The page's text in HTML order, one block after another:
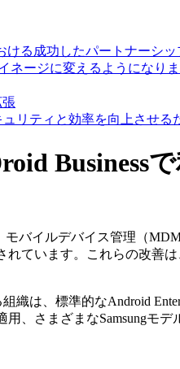
ける成功したパートナーシ
ネージに変えるようになり
張
リティと効率を向上させ
Business
モバイルデバイス管理（
ています。これらの改善
織は、標準的なAndroid
、さまざまなSamsungモ